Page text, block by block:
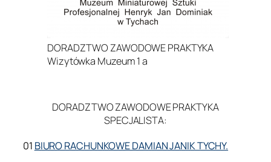
DORADZTWO ZAWODOWE PRAKTYKA
Wizytówka Muzeum 1 a
DORADZTWO ZAWODOWE PRAKTYKA
SPECJALISTA:
01 BIURO RACHUNKOWE DAMIAN JANIK TYCHY.